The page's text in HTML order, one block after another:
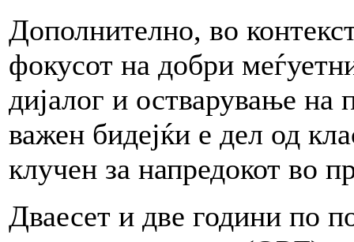
Дополнително, во
фокусот на добри
дијалог и остварување на
важен бидејќи е дел од
клучен за напредокот во
Дваесет и две години по